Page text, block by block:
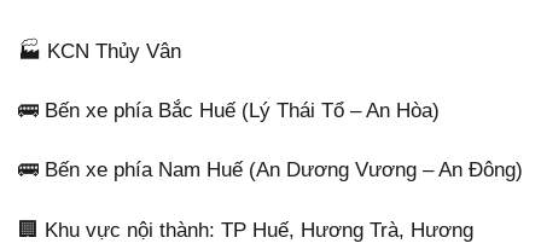
🏭 KCN Thủy Vân
🚌 Bến xe phía Bắc Huế (Lý Thái Tổ – An Hòa)
🚌 Bến xe phía Nam Huế (An Dương Vương – An Đông)
🏢 Khu vực nội thành: TP Huế, Hương Trà, Hương